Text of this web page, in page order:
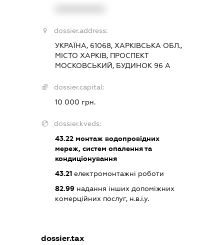
dossier.address:
УКРАЇНА, 61068, ХАРКІВСЬКА ОБЛ.,
МІСТО ХАРКІВ, ПРОСПЕКТ
МОСКОВСЬКИЙ, БУДИНОК 96 А
dossier.capital:
10 000 грн.
dossier.kveds:
43.22монтаж водопровідних
мереж, систем опалення та
кондиціонування
43.21електромонтажні роботи
82.99надання інших допоміжних
комерційних послуг, н.в.і.у.
dossier.tax